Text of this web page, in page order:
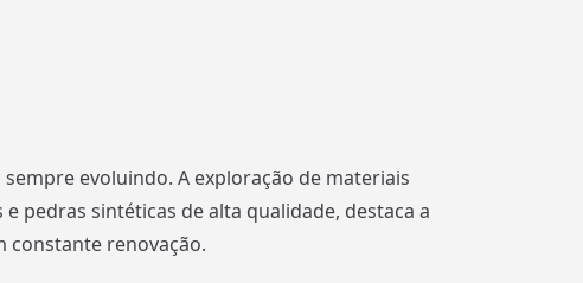
evoluindo. A exploração de materiais
pedras sintéticas de alta qualidade, destaca a
constante renovação.